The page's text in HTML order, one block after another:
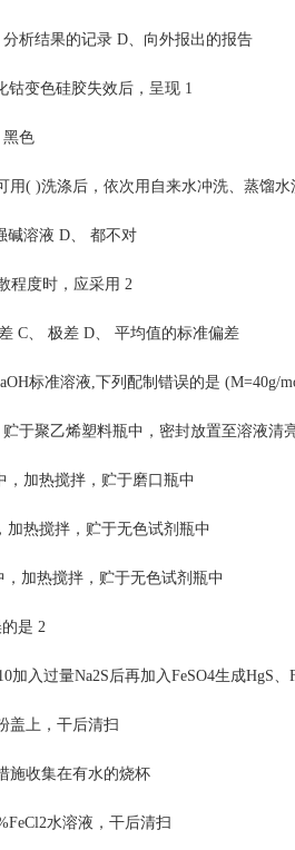
析结果的记录 D、向外报出的报告
变色硅胶失效后，呈现 1
色
( )洗涤后，依次用自来水冲洗、蒸馏水
溶液 D、 都不对
度时，应采用 2
、 极差 D、 平均值的标准偏差
准溶液,下列配制错误的是 (M=40g/
聚乙烯塑料瓶中，密封放置至溶液清
加热搅拌，贮于磨口瓶中
热搅拌，贮于无色试剂瓶中
加热搅拌，贮于无色试剂瓶中
是 2
入过量Na2S后再加入FeSO4生成HgS、
上，干后清扫
收集在有水的烧杯
水溶液，干后清扫